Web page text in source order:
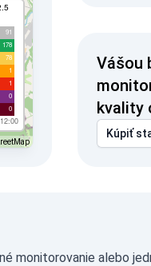
91
178
78
1
1
0
0
Vášou
kvality
Kúpiť
monitorovanie alebo